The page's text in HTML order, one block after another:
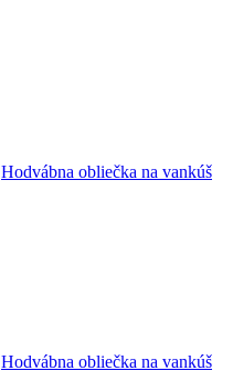
Hodvábna obliečka na vankúš
Hodvábna obliečka na vankúš